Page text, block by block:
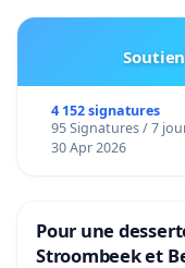
4 152 signatures
95 Signatures / 7
30 Apr 2026
Pour une
Stroombeek et